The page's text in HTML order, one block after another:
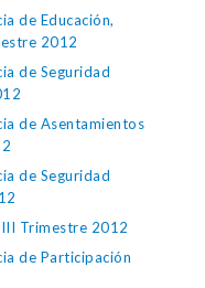
de Educación,
2012
de Seguridad
de Asentamientos
de Seguridad
Trimestre 2012
de Participación